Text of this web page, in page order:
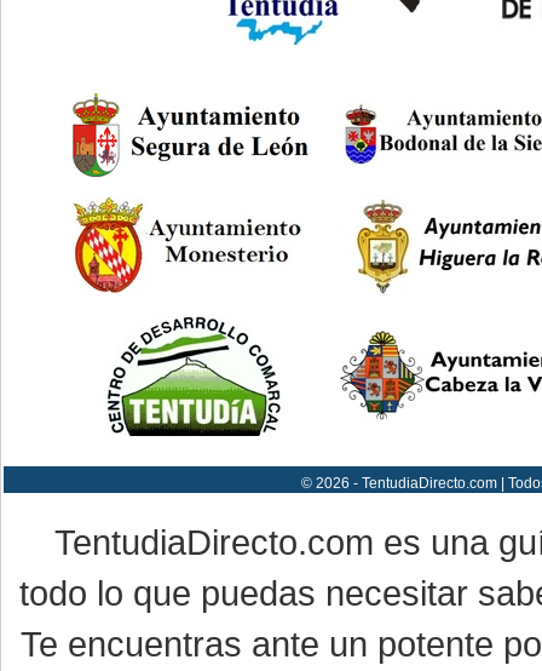
© 2026 - TentudiaDirecto.com |
TentudiaDirecto.com es una
todo lo que puedas necesitar
Te encuentras ante un potente